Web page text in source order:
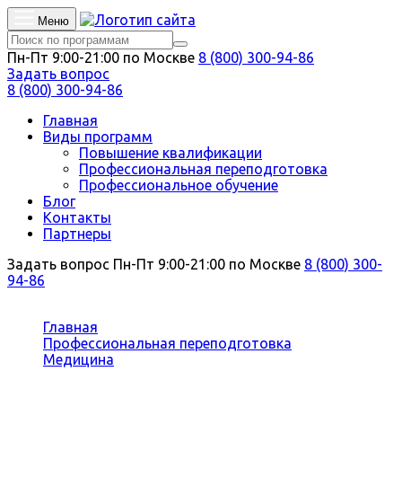
Меню
Пн-Пт 9:00-21:00 по Москве 8 (800) 300-94-86
Задать вопрос
8 (800) 300-94-86
Главная
Виды программ
Повышение квалификации
Профессиональная переподготовка
Профессиональное обучение
Блог
Контакты
Партнеры
Задать вопрос Пн-Пт 9:00-21:00 по Москве 8 (800) 300-
94-86
Главная
Профессиональная переподготовка
Медицина